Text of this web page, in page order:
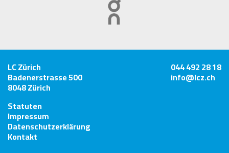
LC Zürich
Badenerstrasse 500
8048 Zürich
044 492 28 18
info@lcz.ch
Statuten
Impressum
Datenschutzerklärung
Kontakt